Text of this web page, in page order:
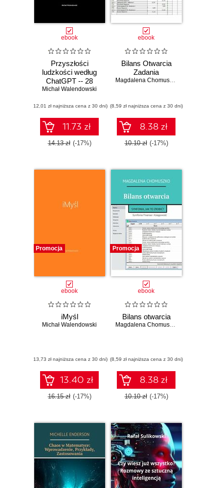
ebook
Przyszłości
ludzkości według
ChatGPT -- 28
scenariuszy
przez AI
Michał Walendowski
(12,01 zł najniższa cena z 30 dni)
11.73 zł
14.13 zł (-17%)
ebook
Bilans Otwarcia
Zadania
Magdalena Chomuszko
(8,59 zł najniższa cena z 30 dni)
8.38 zł
10.10 zł (-17%)
Promocja
ebook
iMyśl
Michał Walendowski
(13,73 zł najniższa cena z 30 dni)
13.40 zł
16.15 zł (-17%)
Promocja
ebook
Bilans otwarcia
Magdalena Chomuszko
(8,59 zł najniższa cena z 30 dni)
8.38 zł
10.10 zł (-17%)